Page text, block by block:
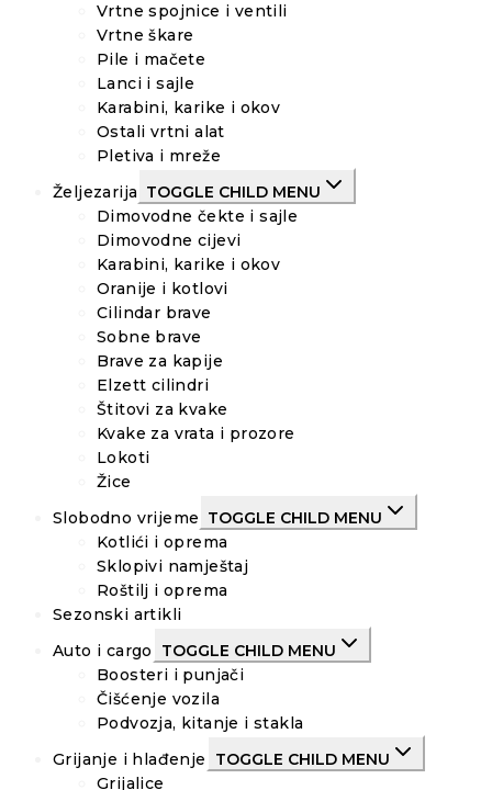
Vrtne spojnice i ventili
Vrtne škare
Pile i mačete
Lanci i sajle
Karabini, karike i okov
Ostali vrtni alat
Pletiva i mreže
Željezarija TOGGLE CHILD MENU
Dimovodne čekte i sajle
Dimovodne cijevi
Karabini, karike i okov
Oranije i kotlovi
Cilindar brave
Sobne brave
Brave za kapije
Elzett cilindri
Štitovi za kvake
Kvake za vrata i prozore
Lokoti
Žice
Slobodno vrijeme TOGGLE CHILD MENU
Kotlići i oprema
Sklopivi namještaj
Roštilj i oprema
Sezonski artikli
Auto i cargo
TOGGLE CHILD MENU
Boosteri i punjači
Čišćenje vozila
Podvozja, kitanje i stakla
Grijanje i hlađenje
TOGGLE CHILD MENU
Grijalice